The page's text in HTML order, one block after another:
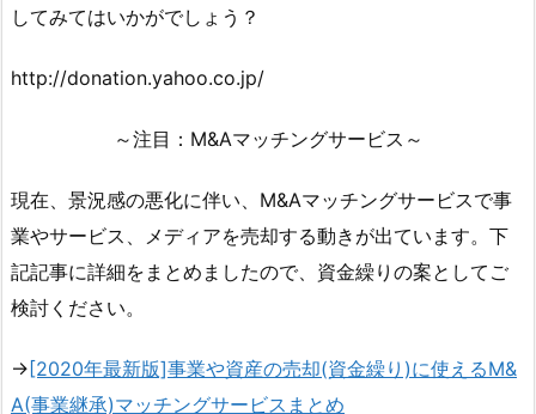
してみてはいかがでしょう？
http://donation.yahoo.co.jp/
～注目：M&Aマッチングサービス～
現在、景況感の悪化に伴い、M&Aマッチングサービスで事
業やサービス、メディアを売却する動きが出ています。下
記記事に詳細をまとめましたので、資金繰りの案としてご
検討ください。
→[2020年最新版]事業や資産の売却(資金繰り)に使えるM&
A(事業継承)マッチングサービスまとめ